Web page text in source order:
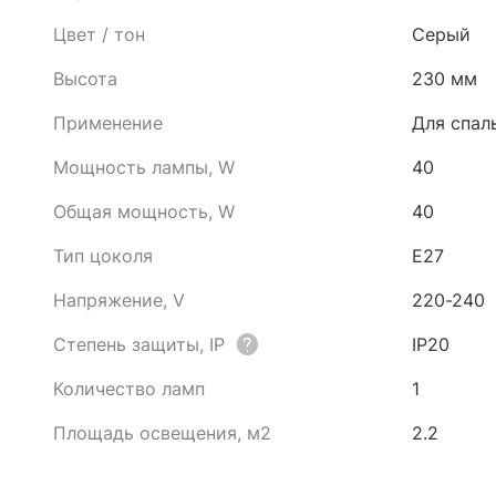
Цвет / тон
Серый
Высота
230 мм
Применение
Для
Мощность лампы, W
40
Общая мощность, W
40
Тип цоколя
E27
Напряжение, V
220-240
Степень защиты, IP
IP20
Количество ламп
1
Площадь освещения, м2
2.2